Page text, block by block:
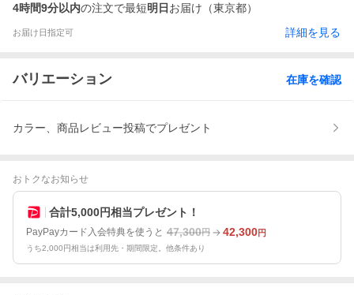
4時間9分以内の注文で最短明日 お届け（東京都）
お届け日指定可 詳細を見る
バリエーション 在庫を確認
カラー、商品レビュー投稿でプレゼント
おトクなお知らせ
合計5,000円相当プレゼント！
PayPayカード入会特典を使うと 47,300円 42,300円
うち2,000円相当は利用先・期間限定。他条件あり